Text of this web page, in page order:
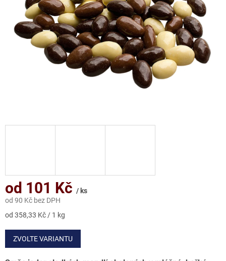
od 101 Kč / ks
od 90 Kč bez DPH
Měrná
od 358,33 Kč / 1 kg
ZVOLTE VARIANTU